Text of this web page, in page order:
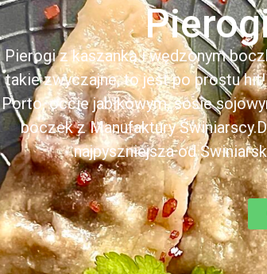
Pierogi z kaszanką i wędzonym
takie zwyczajne, to jest po prostu
Porto, occie jabłkowym, sosie
boczek z Manufaktury
najpyszniejsza od